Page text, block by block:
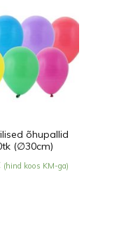
õhupallid
(∅30cm)
(hind koos KM-ga)